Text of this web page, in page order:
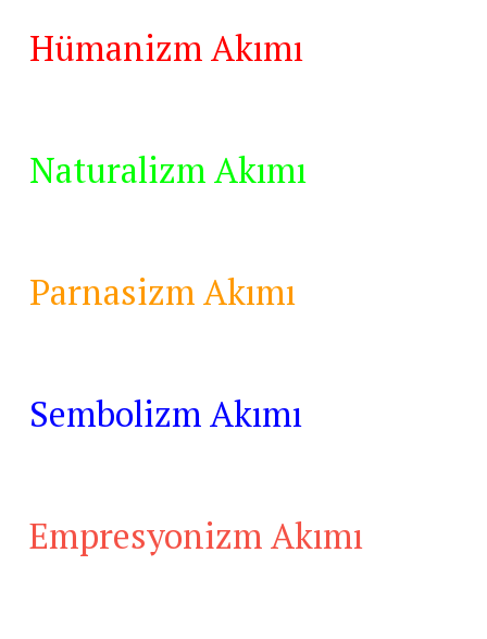
Hümanizm Akımı
Naturalizm Akımı
Parnasizm Akımı
Sembolizm Akımı
Empresyonizm Akımı